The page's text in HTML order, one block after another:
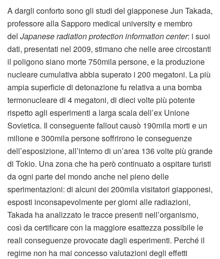
A dargli conforto sono gli studi del giapponese Jun Takada,
professore alla Sapporo medical university e membro
del Japanese radiation protection information center: i suoi
dati, presentati nel 2009, stimano che nelle aree circostanti
il poligono siano morte 750mila persone, e la produzione
nucleare cumulativa abbia superato i 200 megatoni. La più
ampia superficie di detonazione fu relativa a una bomba
termonucleare di 4 megatoni, di dieci volte più potente
rispetto agli esperimenti a larga scala dell’ex Unione
Sovietica. Il conseguente fallout causò 190mila morti e un
milione e 300mila persone soffrirono le conseguenze
dell’esposizione, all’interno di un’area 136 volte più grande
di Tokio. Una zona che ha però continuato a ospitare turisti
da ogni parte del mondo anche nel pieno delle
sperimentazioni: di alcuni dei 200mila visitatori giapponesi,
esposti inconsapevolmente per giorni alle radiazioni,
Takada ha analizzato le tracce presenti nell’organismo,
così da certificare con la maggiore esattezza possibile le
reali conseguenze provocate dagli esperimenti. Perché il
regime non ha mai concesso valutazioni degli effetti